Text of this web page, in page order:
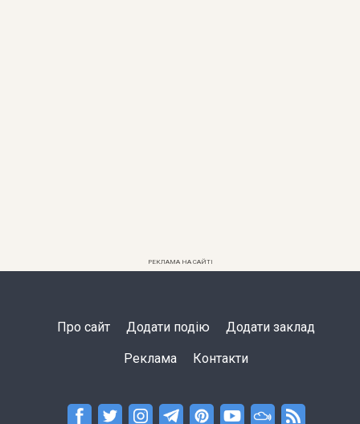
РЕКЛАМА НА САЙТІ
Про сайт Додати подію Додати заклад
Реклама Контакти